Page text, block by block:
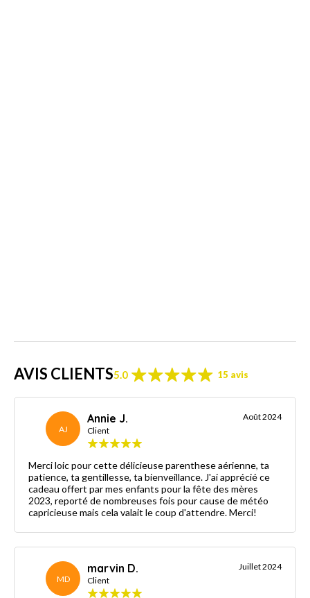
AVIS CLIENTS5.0 15 avis
AJ
Annie J.
Client
Août 2024
Merci loic pour cette délicieuse parenthese aérienne, ta
patience, ta gentillesse, ta bienveillance. J'ai apprécié ce
cadeau offert par mes enfants pour la fête des mères
2023, reporté de nombreuses fois pour cause de météo
capricieuse mais cela valait le coup d'attendre. Merci!
MD
marvin D.
Client
Juillet 2024